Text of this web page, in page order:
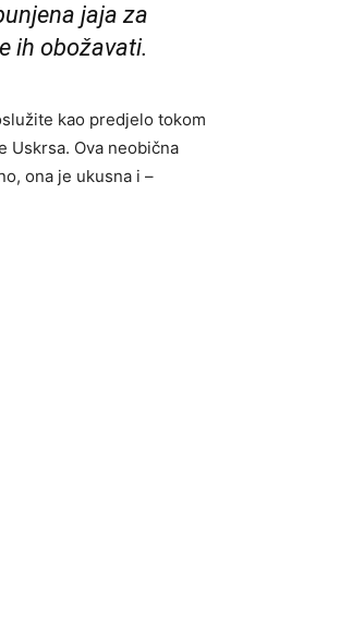
jaja za
ih obožavati.
kao predjelo tokom
Uskrsa. Ova neobična
ona je ukusna i –